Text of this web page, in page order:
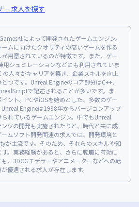
ー求人を探す
社によって開発されたゲームエンジン。
ムに向けたクオリティの高いゲームを作る
用意されているのが特徴です。また、ゲー
用シュミレーションなどにも利用されていま
の人々がキャリアを築き、企業スキルを向上
つです。Unreal Engineのコア部分はC++、
で記述されることが多いです。ま
ント。PCやiOSを始めとした、多数のゲー
Engineは1998年からバージョンアップ
れているゲームエンジン。中でもUnreal
ツの開発も実施されたりと、時代と共に成
ムソフト開発関連の求人では、開発環境と
が主流です。そのため、それらのスキルや知
。実務経験があると、さらに転職に有効に
、3DCGモデラーやアニメーターなどへの転
優遇される求人が存在します。